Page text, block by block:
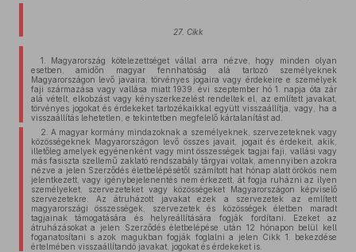
27. Cikk
1. Magyarország kötelezettséget vállal arra nézve, hogy minden olyan
esetben, amidőn magyar fennhatóság alá tartozó személyeknek
Magyarországon levő javaira, törvényes jogaira vagy érdekeire e személyek
faji származása vagy vallása miatt 1939. évi szeptember hó 1. napja óta zár
alá vételt, elkobzást vagy kényszerkezelést rendeltek el, az említett javakat,
törvényes jogokat és érdekeket tartozékaikkal együtt visszaállítja, vagy, ha a
visszaállítás lehetetlen, e tekintetben megfelelő kártalanítást ad.
2. A magyar kormány mindazoknak a személyeknek, szervezeteknek vagy
közösségeknek Magyarországon levő összes javait, jogait és érdekeit, akik,
illetőleg amelyek egyénenként vagy mint összességek tagjai faji, vallási vagy
más fasiszta szellemű zaklató rendszabály tárgyai voltak, amennyiben azokra
nézve a jelen Szerződés életbelépésétől számított hat hónap alatt örökös nem
jelentkezett, vagy igénybejelenentés nem érkezett, át fogja ruházni az ilyen
személyeket, szervezeteket vagy közösségeket Magyarországon képviselő
szervezetekre. Az átruházott javakat ezek a szervezetek az említett
magyarországi összességek, szervezetek és közösségek életben maradt
tagjainak támogatására és helyreállítására fogják fordítani. Ezeket az
átruházásokat a jelen Szerződés életbelépése után 12 hónapon belül kell
foganatosítani s azok magukban fogják foglalni a jelen Cikk 1. bekezdése
értelmében visszaállítandó javakat, jogokat és érdekeket is.